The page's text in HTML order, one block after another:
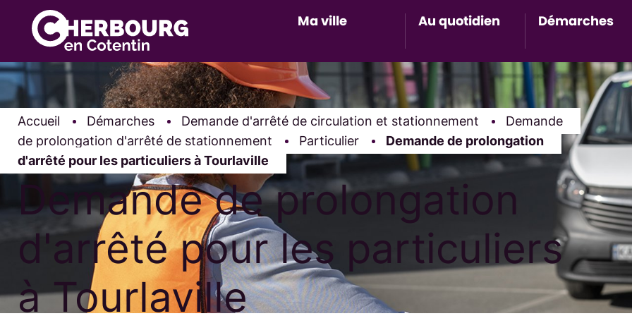
Ma ville Au quotidien
Accès au sous-menu de
Démarches
Accès
Accueil Démarches Demande d'arrêté de circulation et stationnement
Demande
de prolongation d'arrêté de stationnement
Particulier Page active :
Demande de prolongation
d'arrêté pour les particuliers à Tourlaville
Demande de prolongation
d'arrêté pour les particuliers
à Tourlaville